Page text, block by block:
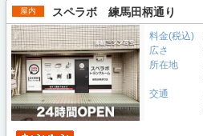
屋内 スペラボ 練馬田柄通り
料金(税込)
広さ
所在地
交通